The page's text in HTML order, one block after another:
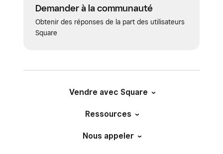
Demander à la communauté
Obtenir des réponses de la part des utilisateurs
Square
Vendre avec Square
Ressources
Nous appeler